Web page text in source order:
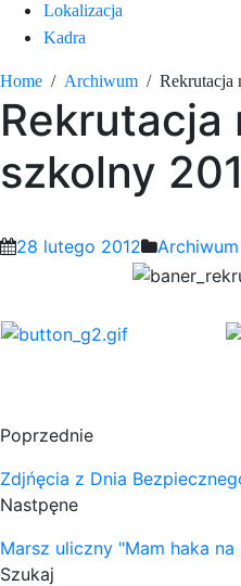
Lokalizacja
Kadra
Home Archiwum Rekrutacja
Rekrutacja
szkolny
28 lutego 2012 Archiwum
Poprzednie
Zdjńęcia z Dnia
Nastpęne
Marsz uliczny "Mam haka na
Szukaj